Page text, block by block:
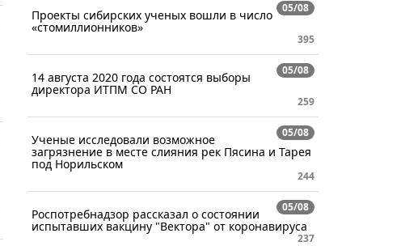
05/08
Проекты сибирских ученых вошли в число
«стомиллионников»
395
05/08
14 августа 2020 года состоятся выборы
директора ИТПМ СО РАН
259
05/08
Ученые исследовали возможное
загрязнение в месте слияния рек Пясина и Тарея
под Норильском
244
05/08
Роспотребнадзор рассказал о состоянии
испытавших вакцину "Вектора" от коронавируса
237